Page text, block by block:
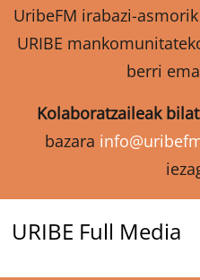
UribeFM irabazi-
URIBE
berri
Kolaboratzaileak
bazara
URIBE Full Media